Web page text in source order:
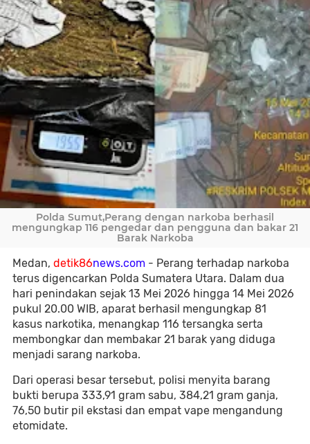
Polda Sumut,Perang dengan narkoba berhasil
mengungkap 116 pengedar dan pengguna dan bakar 21
Barak Narkoba
Medan, detik86news.com - Perang terhadap narkoba
terus digencarkan Polda Sumatera Utara. Dalam dua
hari penindakan sejak 13 Mei 2026 hingga 14 Mei 2026
pukul 20.00 WIB, aparat berhasil mengungkap 81
kasus narkotika, menangkap 116 tersangka serta
membongkar dan membakar 21 barak yang diduga
menjadi sarang narkoba.
Dari operasi besar tersebut, polisi menyita barang
bukti berupa 333,91 gram sabu, 384,21 gram ganja,
76,50 butir pil ekstasi dan empat vape mengandung
etomidate.